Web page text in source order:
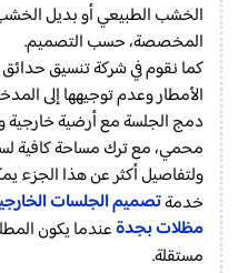
الخشب الطبيعي أو بديل
المخصصة، حسب التصميم.
كما نقوم في شركة تنسيق
الأمطار وعدم توجيهها إلى
دمج الجلسة مع أرضية خارجية
محمي، مع ترك مساحة كافية
ولتفاصيل أكثر عن هذا الجزء
خدمةتصميم الجلسات
مظلات بجدةعندما يكون
مستقلة.